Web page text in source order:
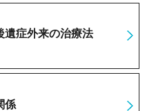
遺症外来の治療法
係